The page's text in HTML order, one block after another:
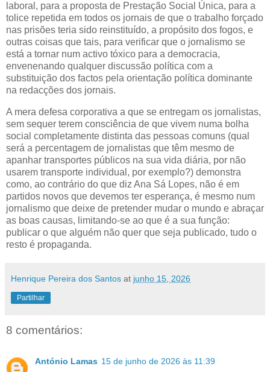
laboral, para a proposta de Prestação Social Única, para a
tolice repetida em todos os jornais de que o trabalho forçado
nas prisões teria sido reinstituído, a propósito dos fogos, e
outras coisas que tais, para verificar que o jornalismo se
está a tornar num activo tóxico para a democracia,
envenenando qualquer discussão política com a
substituição dos factos pela orientação política dominante
na redacções dos jornais.
A mera defesa corporativa a que se entregam os jornalistas,
sem sequer terem consciência de que vivem numa bolha
social completamente distinta das pessoas comuns (qual
será a percentagem de jornalistas que têm mesmo de
apanhar transportes públicos na sua vida diária, por não
usarem transporte individual, por exemplo?) demonstra
como, ao contrário do que diz Ana Sá Lopes, não é em
partidos novos que devemos ter esperança, é mesmo num
jornalismo que deixe de pretender mudar o mundo e abraçar
as boas causas, limitando-se ao que é a sua função:
publicar o que alguém não quer que seja publicado, tudo o
resto é propaganda.
Henrique Pereira dos Santos at junho 15, 2026
Partilhar
8 comentários:
António Lamas 15 de junho de 2026 às 11:39